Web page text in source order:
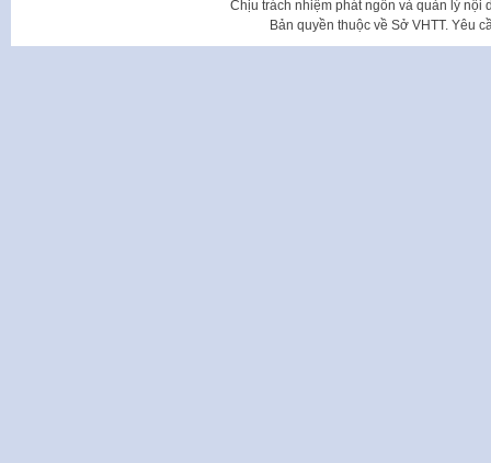
Chịu trách nhiệm phát ngôn và quản lý nội
Bản quyền thuộc về Sở VHTT. Yêu